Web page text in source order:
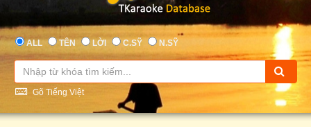
ALL TÊN LỜI C.SỸ N.SỸ
Gõ Tiếng Việt